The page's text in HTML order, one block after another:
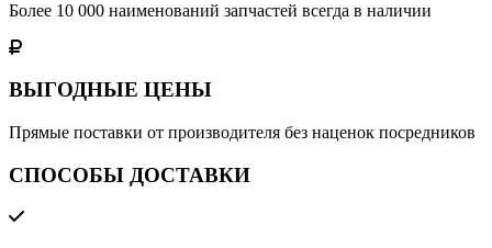
Более 10 000 наименований запчастей всегда в наличии
ВЫГОДНЫЕ ЦЕНЫ
Прямые поставки от производителя без наценок посредников
СПОСОБЫ ДОСТАВКИ